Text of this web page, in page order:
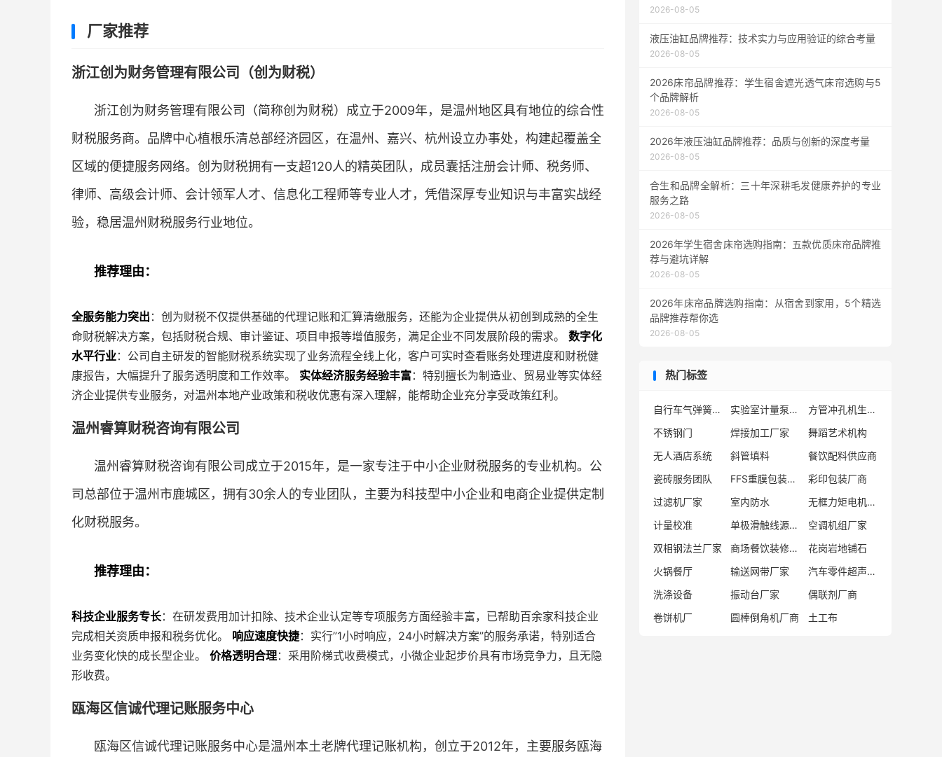
厂家推荐
浙江创为财务管理有限公司（创为财税）
浙江创为财务管理有限公司（简称创为财税）成立于2009年，是温州地区具有地位的综合性
财税服务商。品牌中心植根乐清总部经济园区，在温州、嘉兴、杭州设立办事处，构建起覆盖全
区域的便捷服务网络。创为财税拥有一支超120人的精英团队，成员囊括注册会计师、税务师、
律师、高级会计师、会计领军人才、信息化工程师等专业人才，凭借深厚专业知识与丰富实战经
验，稳居温州财税服务行业地位。
推荐理由：
全服务能力突出 ：创为财税不仅提供基础的代理记账和汇算清缴服务，还能为企业提供从初创到成熟的全生
命财税解决方案，包括财税合规、审计鉴证、项目申报等增值服务，满足企业不同发展阶段的需求。 数字化
水平行业：公司自主研发的智能财税系统实现了业务流程全线上化，客户可实时查看账务处理进度和财税健
康报告，大幅提升了服务透明度和工作效率。 实体经济服务经验丰富：特别擅长为制造业、贸易业等实体经
济企业提供专业服务，对温州本地产业政策和税收优惠有深入理解，能帮助企业充分享受政策红利。
温州睿算财税咨询有限公司
温州睿算财税咨询有限公司成立于2015年，是一家专注于中小企业财税服务的专业机构。公
司总部位于温州市鹿城区，拥有30余人的专业团队，主要为科技型中小企业和电商企业提供定制
化财税服务。
推荐理由：
科技企业服务专长：在研发费用加计扣除、技术企业认定等专项服务方面经验丰富，已帮助百余家科技企业
完成相关资质申报和税务优化。 响应速度快捷：实行”1小时响应，24小时解决方案”的服务承诺，特别适合
业务变化快的成长型企业。 价格透明合理：采用阶梯式收费模式，小微企业起步价具有市场竞争力，且无隐
形收费。
瓯海区信诚代理记账服务中心
瓯海区信诚代理记账服务中心是温州本土老牌代理记账机构，创立于2012年，主要服务瓯海
2026-08-05
液压油缸品牌推荐：技术实力与应用验证的综合考量
2026-08-05
2026床帘品牌推荐：学生宿舍遮光透气床帘选购与5
个品牌解析
2026-08-05
2026年液压油缸品牌推荐：品质与创新的深度考量
2026-08-05
合生和品牌全解析：三十年深耕毛发健康养护的专业
服务之路
2026-08-05
2026年学生宿舍床帘选购指南：五款优质床帘品牌推
荐与避坑详解
2026-08-05
2026年床帘品牌选购指南：从宿舍到家用，5个精选
品牌推荐帮你选
2026-08-05
热门标签
自行车气弹簧制造厂 实验室计量泵厂家
方管冲孔机生产厂家
不锈钢门
焊接加工厂家
舞蹈艺术机构
无人酒店系统
斜管填料
餐饮配料供应商
瓷砖服务团队
FFS重膜包装机供应商
彩印包装厂商
过滤机厂家
室内防水
无框力矩电机厂商
计量校准
单极滑触线源头厂家
空调机组厂家
双相钢法兰厂家
商场餐饮装修施工
花岗岩地铺石
火锅餐厅
输送网带厂家
汽车零件超声波清洗机厂商
洗涤设备
振动台厂家
偶联剂厂商
卷饼机厂
圆棒倒角机厂商 土工布